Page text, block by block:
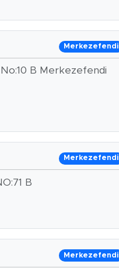
Merkezefendi
No:10 B Merkezefendi
Merkezefendi
B
Merkezefendi